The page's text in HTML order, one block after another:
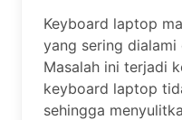
Keyboard laptop
yang sering
Masalah ini terjadi
keyboard laptop
sehingga